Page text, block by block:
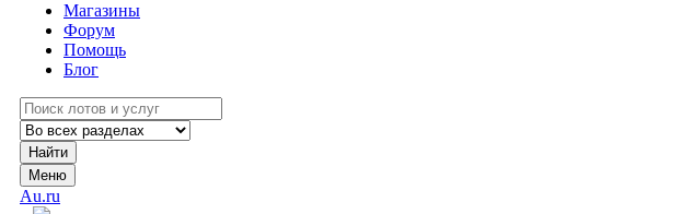
Магазины
Форум
Помощь
Блог
Найти
Меню
Au.ru